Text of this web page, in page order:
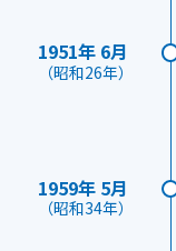
1951年 6月
（昭和26年）
1959年 5月
（昭和34年）